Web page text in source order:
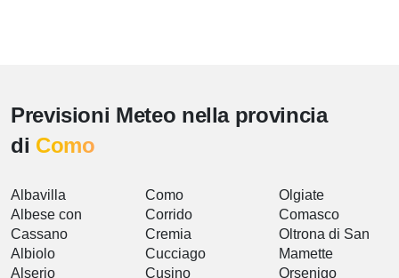
Previsioni Meteo nella provincia
di Como
Albavilla
Albese con
Cassano
Albiolo
Alserio
Como
Corrido
Cremia
Cucciago
Cusino
Olgiate
Comasco
Oltrona di San
Mamette
Orsenigo